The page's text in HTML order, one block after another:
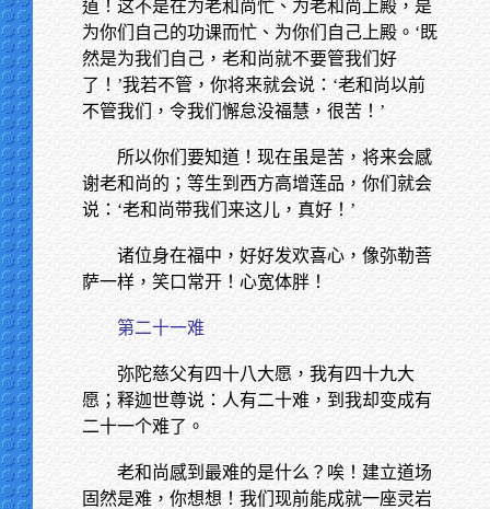
道！这不是在为老和尚忙、为老和尚上殿，是
为你们自己的功课而忙、为你们自己上殿。‘既
然是为我们自己，老和尚就不要管我们好
了！’我若不管，你将来就会说：‘老和尚以前
不管我们，令我们懈怠没福慧，很苦！’
所以你们要知道！现在虽是苦，将来会感
谢老和尚的；等生到西方高增莲品，你们就会
说：‘老和尚带我们来这儿，真好！’
诸位身在福中，好好发欢喜心，像弥勒菩
萨一样，笑口常开！心宽体胖！
第二十一难
弥陀慈父有四十八大愿，我有四十九大
愿；释迦世尊说：人有二十难，到我却变成有
二十一个难了。
老和尚感到最难的是什么？唉！建立道场
固然是难，你想想！我们现前能成就一座灵岩